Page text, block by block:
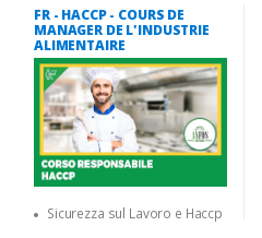
FR - HACCP - COURS DE
MANAGER DE L'INDUSTRIE
ALIMENTAIRE
Sicurezza sul Lavoro e Haccp